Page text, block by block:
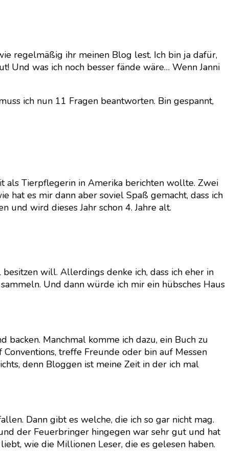
regelmäßig ihr meinen Blog lest. Ich bin ja dafür,
Und was ich noch besser fände wäre… Wenn Janni
ich nun 11 Fragen beantworten. Bin gespannt,
als Tierpflegerin in Amerika berichten wollte. Zwei
hat es mir dann aber soviel Spaß gemacht, dass ich
und wird dieses Jahr schon 4. Jahre alt.
will. Allerdings denke ich, dass ich eher in
Und dann würde ich mir ein hübsches Haus
Manchmal komme ich dazu, ein Buch zu
treffe Freunde oder bin auf Messen
denn Bloggen ist meine Zeit in der ich mal
Dann gibt es welche, die ich so gar nicht mag.
der Feuerbringer hingegen war sehr gut und hat
wie die Millionen Leser, die es gelesen haben.